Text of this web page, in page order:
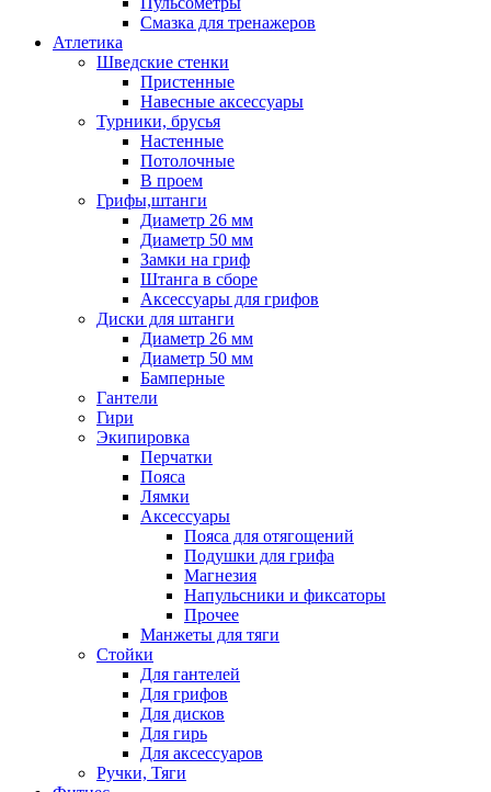
Смазка для тренажеров
Атлетика
Шведские стенки
Пристенные
Навесные аксессуары
Турники, брусья
Настенные
Потолочные
В проем
Грифы,штанги
Диаметр 26 мм
Диаметр 50 мм
Замки на гриф
Штанга в сборе
Аксессуары для грифов
Диски для штанги
Диаметр 26 мм
Диаметр 50 мм
Бамперные
Гантели
Гири
Экипировка
Перчатки
Пояса
Лямки
Аксессуары
Пояса для отягощений
Подушки для грифа
Магнезия
Напульсники и фиксаторы
Прочее
Манжеты для тяги
Стойки
Для гантелей
Для грифов
Для дисков
Для гирь
Для аксессуаров
Ручки, Тяги